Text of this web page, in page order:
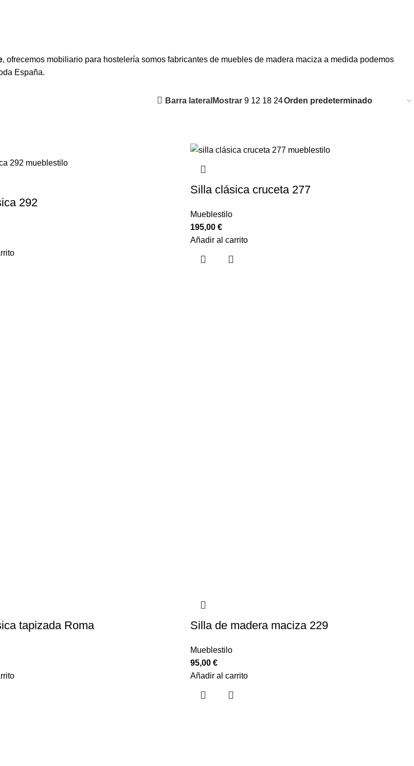
, ofrecemos mobiliario para hostelería somos fabricantes de muebles de madera maciza a medida podemos
España.
Barra lateral Mostrar 9 12 18 24
292
Silla clásica cruceta 277
Mueblestilo
195,00€
Añadir al carrito
tapizada Roma Silla de madera maciza 229
Mueblestilo
95,00€
Añadir al carrito